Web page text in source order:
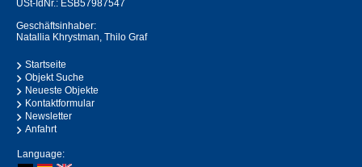
USt-IdNr.: ESB57987547
Geschäftsinhaber:
Natallia Khrystman, Thilo Graf
Startseite
Objekt Suche
Neueste Objekte
Kontaktformular
Newsletter
Anfahrt
Language: